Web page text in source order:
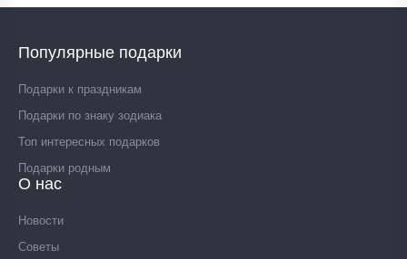
Популярные подарки
Подарки к праздникам
Подарки по знаку зодиака
Топ интересных подарков
Подарки родным
О нас
Новости
Советы